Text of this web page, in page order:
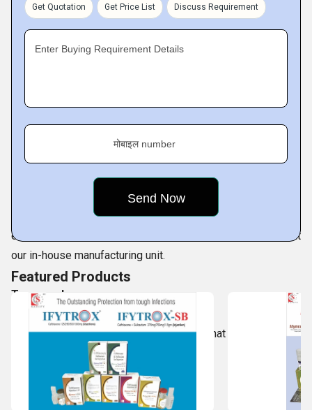
Vision
selection of medicines and other pharmaceutical solutions,
Our mission is to enhance human health by rendering
effective, quality and safe healthcare products produced at
our in-house manufacturing unit.
Teamwork
At our company, we believe in the fact that two heads are
Get Quotation Get Price List Discuss Requirement
Enter Buying Requirement Details
मोबाइल number
Featured Products